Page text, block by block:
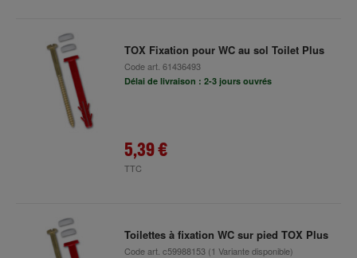
TOX Fixation pour WC au sol Toilet Plus
Code art. 61436493
Délai de livraison : 2-3 jours ouvrés
5,39 €
TTC
Toilettes à fixation WC sur pied TOX Plus
Code art. c59988153(1 Variante disponible)